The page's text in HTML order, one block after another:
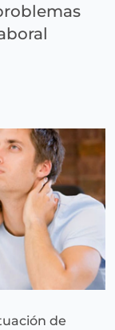
de